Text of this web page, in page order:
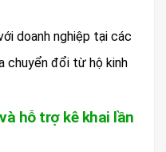
doanh nghiệp tại các
chuyển đổi từ hộ kinh
hỗ trợ kê khai lần